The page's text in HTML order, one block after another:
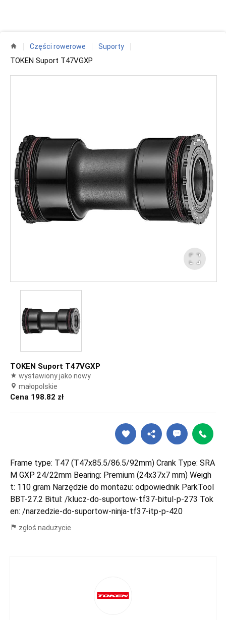
Części rowerowe Suporty
TOKEN Suport T47VGXP
TOKEN Suport T47VGXP
wystawiony jako nowy
małopolskie
Cena 198.82 zł
Frame type: T47 (T47x85.5/86.5/92mm) Crank Type: SRA
M GXP 24/22mm Bearing: Premium (24x37x7 mm) Weigh
t: 110 gram Narzędzie do montażu: odpowiednik ParkTool
BBT-27.2 Bitul: /klucz-do-suportow-tf37-bitul-p-273 Tok
en: /narzedzie-do-suportow-ninja-tf37-itp-p-420
zgłoś nadużycie